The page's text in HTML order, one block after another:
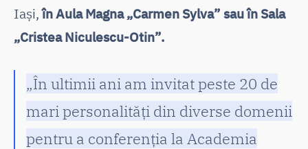
Iași,în Aula Magna „Carmen Sylva” sau în Sala
„Cristea Niculescu-Otin”.
„În ultimii ani am invitat peste 20 de
mari personalități din diverse domenii
pentru a conferenția la Academia